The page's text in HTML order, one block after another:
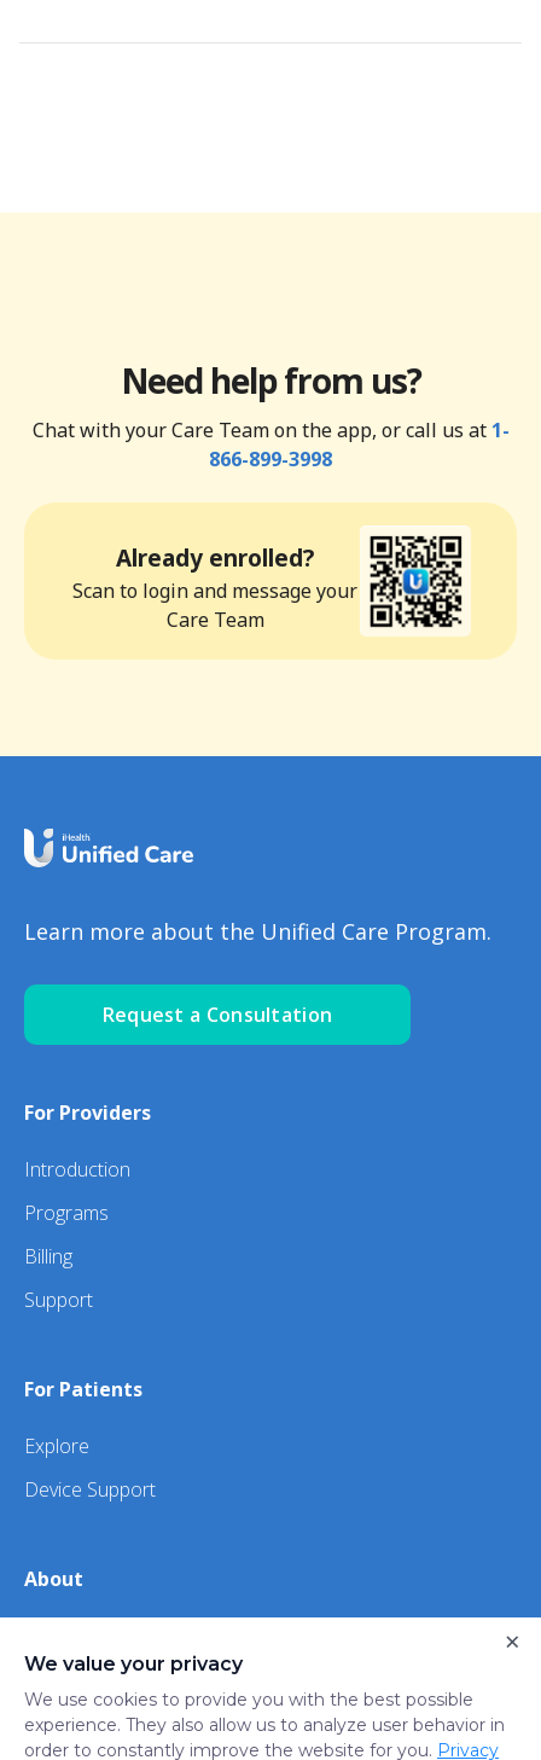
Need help from us?
Chat with your Care Team on the app, or call us at 1-
866-899-3998
Already enrolled?
Scan to login and message your
Care Team
Learn more about the Unified Care Program.
Request a Consultation
For Providers
Introduction
Programs
Billing
Support
For Patients
Explore
Device Support
About
iHealth
We value your privacy
We use cookies to provide you with the best possible
experience. They also allow us to analyze user behavior in
order to constantly improve the website for you. Privacy
×